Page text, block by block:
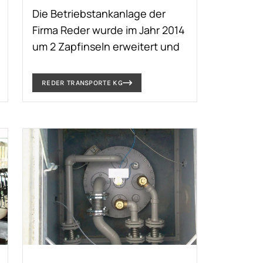
Die Betriebstankanlage der
Firma Reder wurde im Jahr 2014
um 2 Zapfinseln erweitert und
von zwei Fahrzeugen von
beiden Seiten.
Scheibenfrostschutz etc.
werden nach der Freischaltung
über einen eigenen
Tankautomaten über
Schlauchroller abgegeben.
REDER TRANSPORTE KG